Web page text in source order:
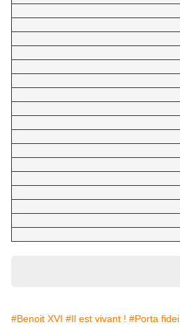
#Benoit XVI #Il est vivant ! #Porta fidei